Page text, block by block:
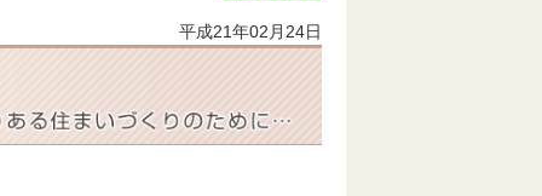
平成21年02月24日